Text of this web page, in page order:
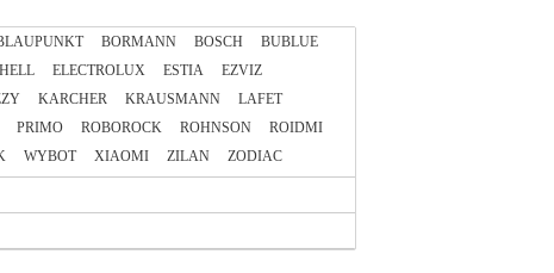
BORMANN BOSCH
BUBLUE
ELECTROLUX ESTIA
EZVIZ
KARCHER KRAUSMANN
LAFET
PRIMO ROBOROCK ROHNSON
ROIDMI
WYBOT XIAOMI ZILAN ZODIAC